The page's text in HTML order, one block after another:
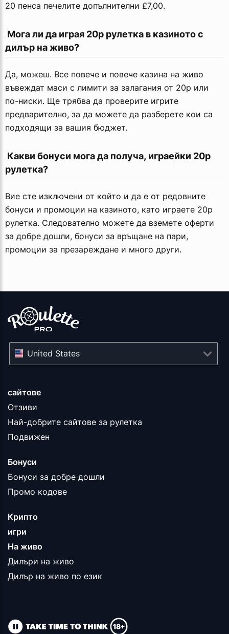
20 пенса печелите допълнителни £7,00.
Мога ли да играя 20p рулетка в казиното с
дилър на живо?
Да, можеш. Все повече и повече казина на живо
въвеждат маси с лимити за залагания от 20p или
по-ниски. Ще трябва да проверите игрите
предварително, за да можете да разберете кои са
подходящи за вашия бюджет.
Какви бонуси мога да получа, играейки 20p
рулетка?
Вие сте изключени от който и да е от редовните
бонуси и промоции на казиното, като играете 20p
рулетка. Следователно можете да вземете оферти
за добре дошли, бонуси за връщане на пари,
промоции за презареждане и много други.
сайтове
Отзиви
Най-добрите сайтове за рулетка
Подвижен
Бонуси
Бонуси за добре дошли
Промо кодове
Крипто
игри
На живо
Дилъри на живо
Дилър на живо по език
United States